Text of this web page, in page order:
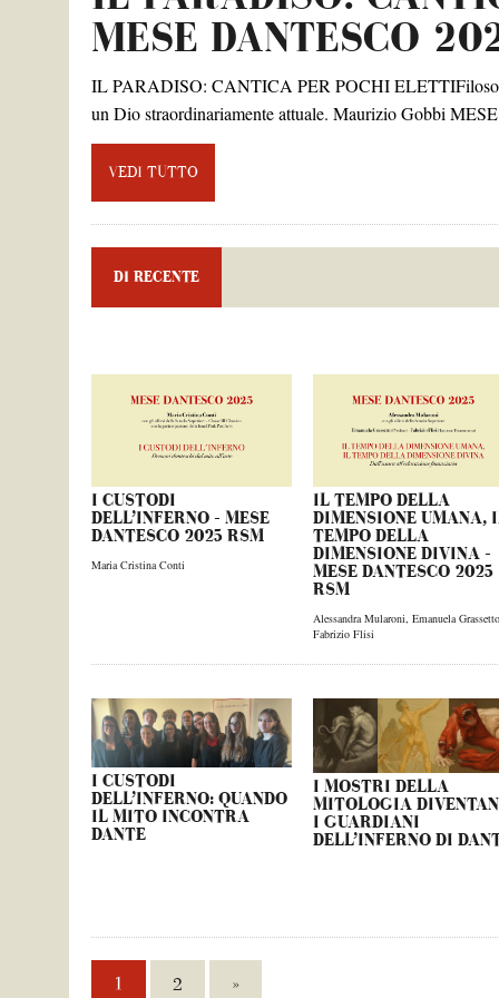
MESE DANTESCO
IL PARADISO: CANTICA PER POCHI
un Dio straordinariamente attuale. Maurizio Gobbi
VEDI TUTTO
DI RECENTE
I CUSTODI
DELL’INFERNO – MESE
DANTESCO 2025 RSM
Maria Cristina Conti
IL TEMPO DELLA
DIMENSIONE UMANA,
TEMPO DELLA
DIMENSIONE DIVINA –
MESE DANTESCO 2025
RSM
Alessandra Mularoni,Emanuela
Fabrizio Flisi
I CUSTODI
DELL’INFERNO: QUANDO
IL MITO INCONTRA
DANTE
I MOSTRI DELLA
MITOLOGIA
I GUARDIANI
DELL’INFERNO DI
1 2 »